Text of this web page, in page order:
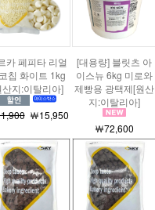
카 페피타 리얼
칩 화이트 1kg
산지:이탈리아]
￦15,950
[대용량] 블릿츠 아
이스뉴 6kg 미로와
제빵용 광택제[원산
지:이탈리아]
￦72,600